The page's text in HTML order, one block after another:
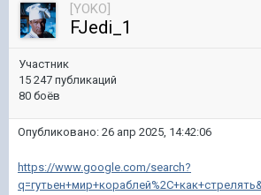
[YOKO]
FJedi_1
Участник
15 247 публикаций
80 боёв
Опубликовано: 26 апр 2025, 14:42:06
https://www.google.com/search?